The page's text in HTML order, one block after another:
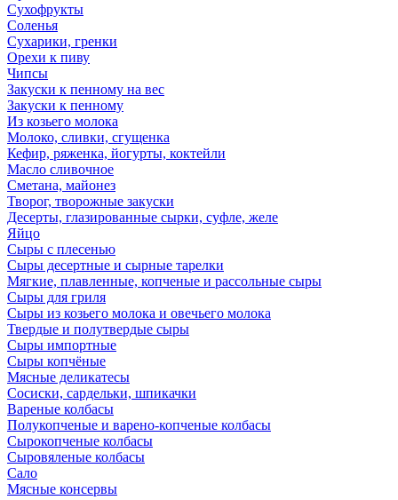
Сухофрукты
Соленья
Сухарики, гренки
Орехи к пиву
Чипсы
Закуски к пенному на вес
Закуски к пенному
Из козьего молока
Молоко, сливки, сгущенка
Кефир, ряженка, йогурты, коктейли
Масло сливочное
Сметана, майонез
Творог, творожные закуски
Десерты, глазированные сырки, суфле, желе
Яйцо
Сыры с плесенью
Сыры десертные и сырные тарелки
Мягкие, плавленные, копченые и рассольные сыры
Сыры для гриля
Сыры из козьего молока и овечьего молока
Твердые и полутвердые сыры
Сыры импортные
Сыры копчёные
Мясные деликатесы
Сосиски, сардельки, шпикачки
Вареные колбасы
Полукопченые и варено-копченые колбасы
Сырокопченые колбасы
Сыровяленые колбасы
Сало
Мясные консервы